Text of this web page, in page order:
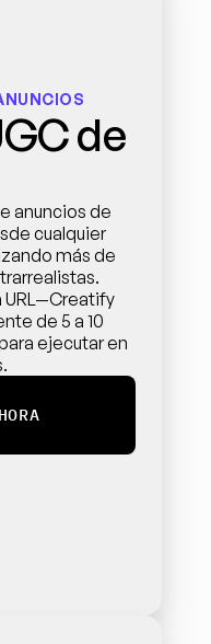
de
anuncios de
cualquier
más de
de 5 a 10
ejecutar en